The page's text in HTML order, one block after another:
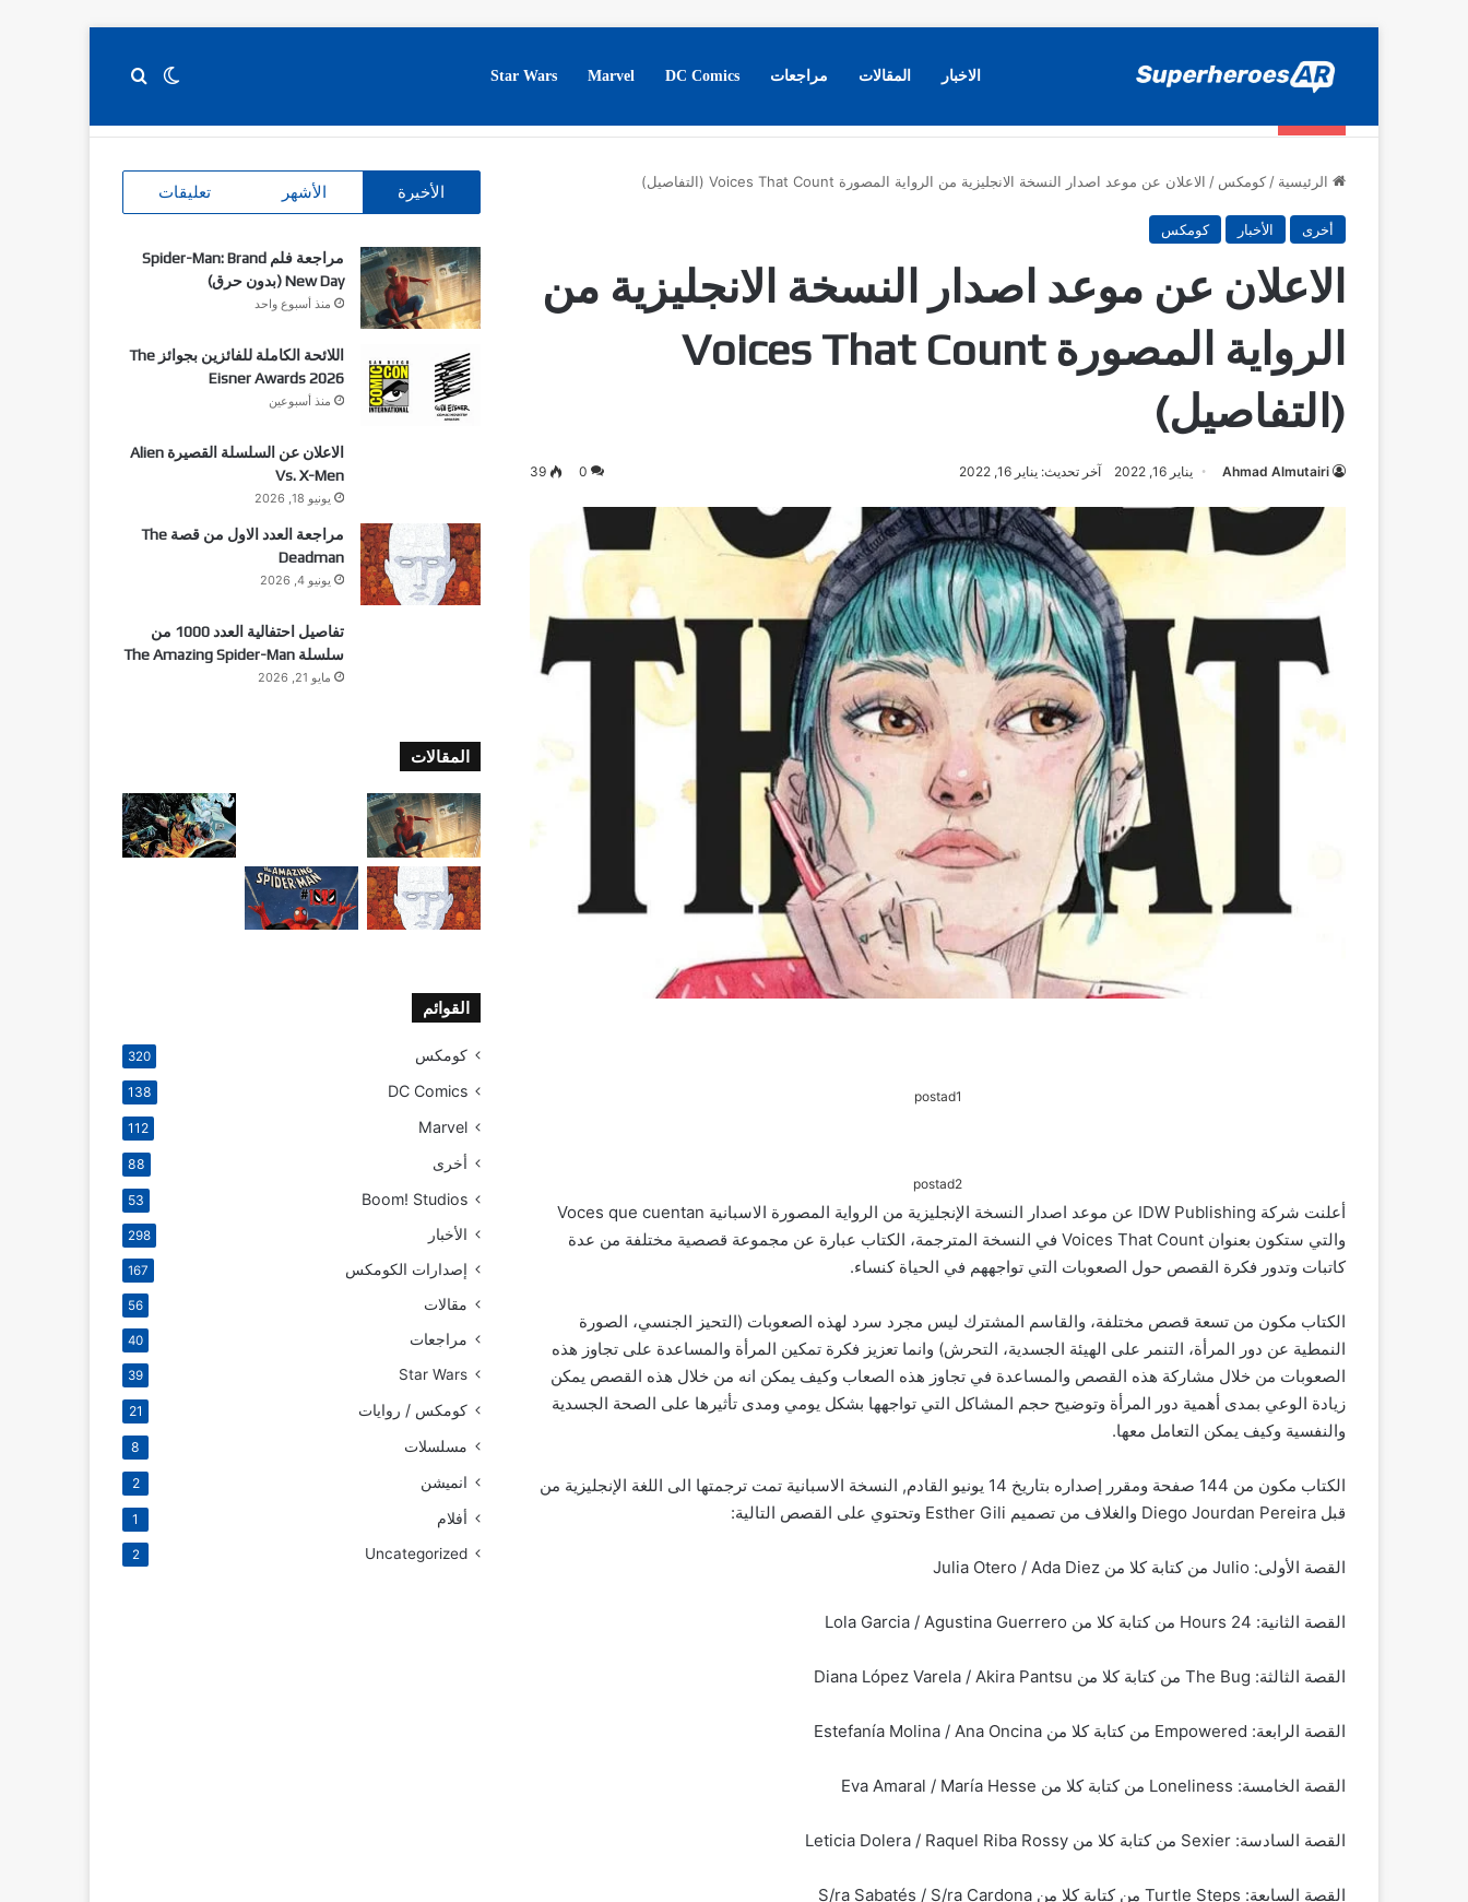
الاخبار المقالات مراجعات DC Comics
Marvel
Star Wars الوضع المظلم
بحث عن
الرئيسية / كومكس / الاعلان عن موعد اصدار النسخة الانجليزية من الرواية المصورة Voices That Count (التفاصيل)
أخرى الأخبار كومكس
الاعلان عن موعد اصدار النسخة الانجليزية من
الرواية المصورة Voices That Count
(التفاصيل)
Ahmad Almutairi يناير 16, 2022 آخر تحديث: يناير 16, 2022 0
39
postad1
postad2
أعلنت شركة IDW Publishing عن موعد اصدار النسخة الإنجليزية من الرواية المصورة الاسبانية Voces que cuentan
والتي ستكون بعنوان Voices That Count في النسخة المترجمة، الكتاب عبارة عن مجموعة قصصية مختلفة من عدة
كاتبات وتدور فكرة القصص حول الصعوبات التي تواجههم في الحياة كنساء.
الكتاب مكون من تسعة قصص مختلفة، والقاسم المشترك ليس مجرد سرد لهذه الصعوبات (التحيز الجنسي، الصورة
النمطية عن دور المرأة، التنمر على الهيئة الجسدية، التحرش) وانما تعزيز فكرة تمكين المرأة والمساعدة على تجاوز هذه
الصعوبات من خلال مشاركة هذه القصص والمساعدة في تجاوز هذه الصعاب وكيف يمكن انه من خلال هذه القصص يمكن
زيادة الوعي بمدى أهمية دور المرأة وتوضيح حجم المشاكل التي تواجهها بشكل يومي ومدى تأثيرها على الصحة الجسدية
والنفسية وكيف يمكن التعامل معها.
الكتاب مكون من 144 صفحة ومقرر إصداره بتاريخ 14 يونيو القادم, النسخة الاسبانية تمت ترجمتها الى اللغة الإنجليزية من
قبل Diego Jourdan Pereira والغلاف من تصميم Esther Gili وتحتوي على القصص التالية:
القصة الأولى: Julio من كتابة كلا من Julia Otero / Ada Diez
القصة الثانية: 24 Hours من كتابة كلا من Lola Garcia / Agustina Guerrero
القصة الثالثة: The Bug من كتابة كلا من Diana López Varela / Akira Pantsu
القصة الرابعة: Empowered من كتابة كلا من Estefanía Molina / Ana Oncina
القصة الخامسة: Loneliness من كتابة كلا من Eva Amaral / María Hesse
القصة السادسة: Sexier من كتابة كلا من Leticia Dolera / Raquel Riba Rossy
القصة السابعة: Turtle Steps من كتابة كلا من S/ra Sabatés / S/ra Cardona
الأخيرة الأشهر تعليقات
مراجعة فلم Spider-Man: Brand
New Day (بدون حرق)
منذ أسبوع واحد
اللائحة الكاملة للفائزين بجوائز The
Eisner Awards 2026
منذ أسبوعين
الاعلان عن السلسلة القصيرة Alien
Vs. X-Men
يونيو 18, 2026
مراجعة العدد الاول من قصة The
Deadman
يونيو 4, 2026
تفاصيل احتفالية العدد 1000 من
سلسلة The Amazing Spider-Man
مايو 21, 2026
المقالات
القوائم
كومكس 320
DC Comics
138
Marvel
112
أخرى 88
Boom! Studios
53
الأخبار 298
إصدارات الكومكس 167
مقالات 56
مراجعات 40
Star Wars
39
كومكس / روايات 21
مسلسلات 8
انميشن 2
أفلام 1
Uncategorized
2